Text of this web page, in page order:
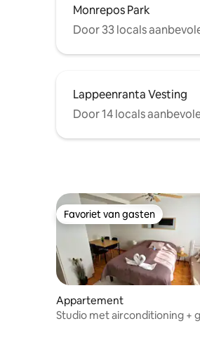
Monrepos Park
Door 33 locals
Lappeenranta Vesting
Door 14 locals
Favoriet van gasten
Favoriet van gasten
Appartement
Studio met airconditioning +